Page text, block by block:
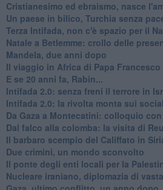
Cristianesimo ed ebraismo, nasce
Un paese in bilico, Turchia senza
Terza Intifada, non c'è spazio per il
Natale a Betlemme: crollo delle
Mandela, due anni dopo
Il viaggio in Africa di Papa Francesco
E se 20 anni fa, Rabin...
Intifada 2.0: senza freni il terrore in
Intifada 2.0: la rivolta monta sui
Da Gaza a Montecatini: colloquio
Dal falco alla colomba: la visita di
Il barbaro scempio del Califfato in
Due crimini, un mondo sconvolto
Il ponte degli enti locali per la
Nucleare iraniano, diplomazia di